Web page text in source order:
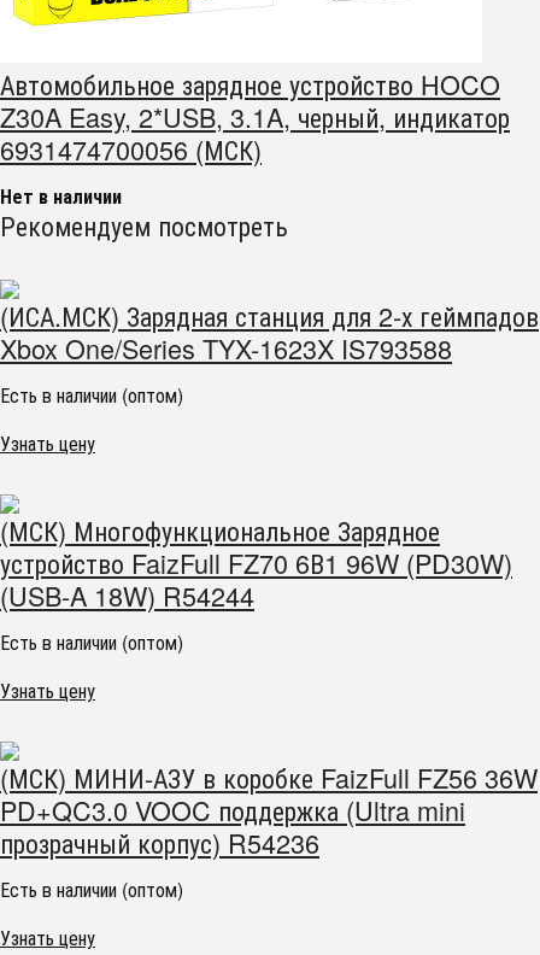
Автомобильное зарядное устройство HOCO
Z30A Easy, 2*USB, 3.1A, черный, индикатор
6931474700056 (МСК)
Нет в наличии
Рекомендуем посмотреть
(ИСА.МСК) Зарядная станция для 2-х геймпадов
Xbox One/Series TYX-1623X IS793588
Есть в наличии (оптом)
Узнать цену
(МСК) Многофункциональное Зарядное
устройство FaizFull FZ70 6В1 96W (PD30W)
(USB-A 18W) R54244
Есть в наличии (оптом)
Узнать цену
(МСК) МИНИ-АЗУ в коробке FaizFull FZ56 36W
PD+QC3.0 VOOC поддержка (Ultra mini
прозрачный корпус) R54236
Есть в наличии (оптом)
Узнать цену